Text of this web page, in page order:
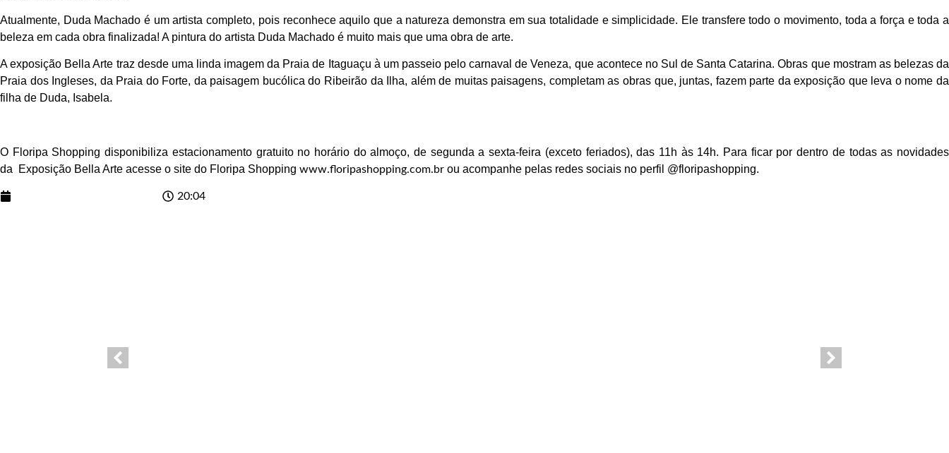
Atualmente, Duda Machado é um artista completo, pois reconhece aquilo que a natureza demonstra em sua totalidade e simplicidade. Ele transfere todo o movimento, toda a força e toda a
beleza em cada obra finalizada! A pintura do artista Duda Machado é muito mais que uma obra de arte.
A exposição Bella Arte traz desde uma linda imagem da Praia de Itaguaçu à um passeio pelo carnaval de Veneza, que acontece no Sul de Santa Catarina. Obras que mostram as belezas da
Praia dos Ingleses, da Praia do Forte, da paisagem bucólica do Ribeirão da Ilha, além de muitas paisagens, completam as obras que, juntas, fazem parte da exposição que leva o nome da
filha de Duda, Isabela.
O Floripa Shopping disponibiliza estacionamento gratuito no horário do almoço, de segunda a sexta-feira (exceto feriados), das 11h às 14h. Para ficar por dentro de todas as novidades
da Exposição Bella Arte acesse o site do Floripa Shopping www.floripashopping.com.br ou acompanhe pelas redes sociais no perfil @floripashopping.
20:04